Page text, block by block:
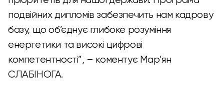
подвійних дипломів забезпечить нам кадрову
базу, що об’єднує глибоке розуміння
енергетики та високі цифрові
компетентності”, – коментує Мар’ян
СЛАБІНОГА.